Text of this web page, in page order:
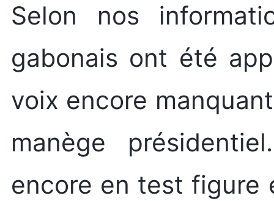
Selon nos
gabonais ont été
voix encore
manège
encore en test figure